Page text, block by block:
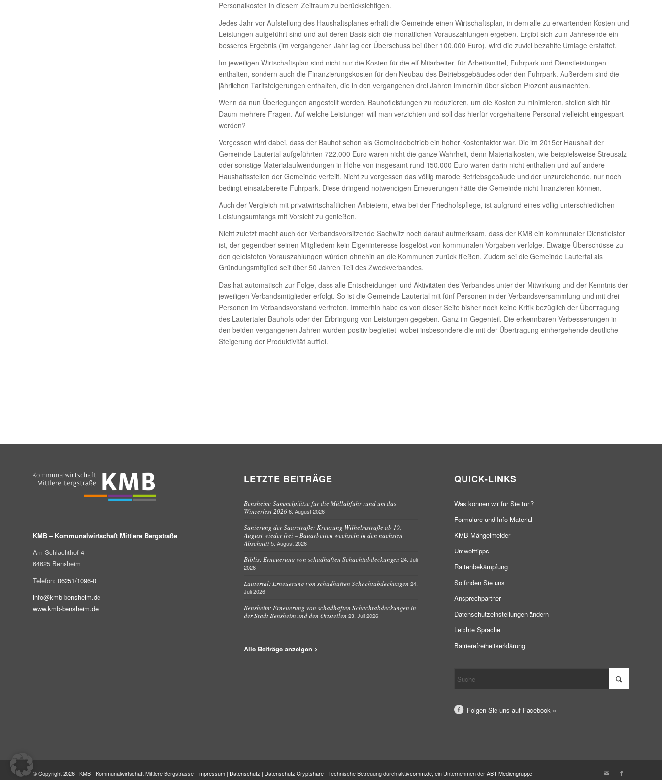
Personalkosten in diesem Zeitraum zu berücksichtigen.
Jedes Jahr vor Aufstellung des Haushaltsplanes erhält die Gemeinde einen Wirtschaftsplan, in dem alle zu erwartenden Kosten und
Leistungen aufgeführt sind und auf deren Basis sich die monatlichen Vorauszahlungen ergeben. Ergibt sich zum Jahresende ein
besseres Ergebnis (im vergangenen Jahr lag der Überschuss bei über 100.000 Euro), wird die zuviel bezahlte Umlage erstattet.
Im jeweiligen Wirtschaftsplan sind nicht nur die Kosten für die elf Mitarbeiter, für Arbeitsmittel, Fuhrpark und Dienstleistungen
enthalten, sondern auch die Finanzierungskosten für den Neubau des Betriebsgebäudes oder den Fuhrpark. Außerdem sind die
jährlichen Tarifsteigerungen enthalten, die in den vergangenen drei Jahren immerhin über sieben Prozent ausmachten.
Wenn da nun Überlegungen angestellt werden, Bauhofleistungen zu reduzieren, um die Kosten zu minimieren, stellen sich für
Daum mehrere Fragen. Auf welche Leistungen will man verzichten und soll das hierfür vorgehaltene Personal vielleicht eingespart
werden?
Vergessen wird dabei, dass der Bauhof schon als Gemeindebetrieb ein hoher Kostenfaktor war. Die im 2015er Haushalt der
Gemeinde Lautertal aufgeführten 722.000 Euro waren nicht die ganze Wahrheit, denn Materialkosten, wie beispielsweise Streusalz
oder sonstige Materialaufwendungen in Höhe von insgesamt rund 150.000 Euro waren darin nicht enthalten und auf andere
Haushaltsstellen der Gemeinde verteilt. Nicht zu vergessen das völlig marode Betriebsgebäude und der unzureichende, nur noch
bedingt einsatzbereite Fuhrpark. Diese dringend notwendigen Erneuerungen hätte die Gemeinde nicht finanzieren können.
Auch der Vergleich mit privatwirtschaftlichen Anbietern, etwa bei der Friedhofspflege, ist aufgrund eines völlig unterschiedlichen
Leistungsumfangs mit Vorsicht zu genießen.
Nicht zuletzt macht auch der Verbandsvorsitzende Sachwitz noch darauf aufmerksam, dass der KMB ein kommunaler Dienstleister
ist, der gegenüber seinen Mitgliedern kein Eigeninteresse losgelöst von kommunalen Vorgaben verfolge. Etwaige Überschüsse zu
den geleisteten Vorauszahlungen würden ohnehin an die Kommunen zurück fließen. Zudem sei die Gemeinde Lautertal als
Gründungsmitglied seit über 50 Jahren Teil des Zweckverbandes.
Das hat automatisch zur Folge, dass alle Entscheidungen und Aktivitäten des Verbandes unter der Mitwirkung und der Kenntnis der
jeweiligen Verbandsmitglieder erfolgt. So ist die Gemeinde Lautertal mit fünf Personen in der Verbandsversammlung und mit drei
Personen im Verbandsvorstand vertreten. Immerhin habe es von dieser Seite bisher noch keine Kritik bezüglich der Übertragung
des Lautertaler Bauhofs oder der Erbringung von Leistungen gegeben. Ganz im Gegenteil. Die erkennbaren Verbesserungen in
den beiden vergangenen Jahren wurden positiv begleitet, wobei insbesondere die mit der Übertragung einhergehende deutliche
Steigerung der Produktivität auffiel.
KMB – Kommunalwirtschaft Mittlere Bergstraße
Am Schlachthof 4
64625 Bensheim
Telefon: 06251/1096-0
info@kmb-bensheim.de
www.kmb-bensheim.de
LETZTE BEITRÄGE
Bensheim: Sammelplätze für die Müllabfuhr rund um das
Winzerfest 2026 6. August 2026
Sanierung der Saarstraße: Kreuzung Wilhelmstraße ab 10.
August wieder frei – Bauarbeiten wechseln in den nächsten
Abschnitt 5. August 2026
Biblis: Erneuerung von schadhaften Schachtabdeckungen 24. Juli
2026
Lautertal: Erneuerung von schadhaften Schachtabdeckungen 24.
Juli 2026
Bensheim: Erneuerung von schadhaften Schachtabdeckungen in
der Stadt Bensheim und den Ortsteilen 23. Juli 2026
Alle Beiträge anzeigen >
QUICK-LINKS
Was können wir für Sie tun?
Formulare und Info-Material
KMB Mängelmelder
Umwelttipps
Rattenbekämpfung
So finden Sie uns
Ansprechpartner
Datenschutzeinstellungen ändern
Leichte Sprache
Barrierefreiheitserklärung
Folgen Sie uns auf Facebook »
© Copyright 2026 | KMB - Kommunalwirtschaft Mittlere Bergstrasse | Impressum | Datenschutz | Datenschutz Cryptshare | Technische Betreuung durchaktivcomm.de, ein Unternehmen derABT Mediengruppe